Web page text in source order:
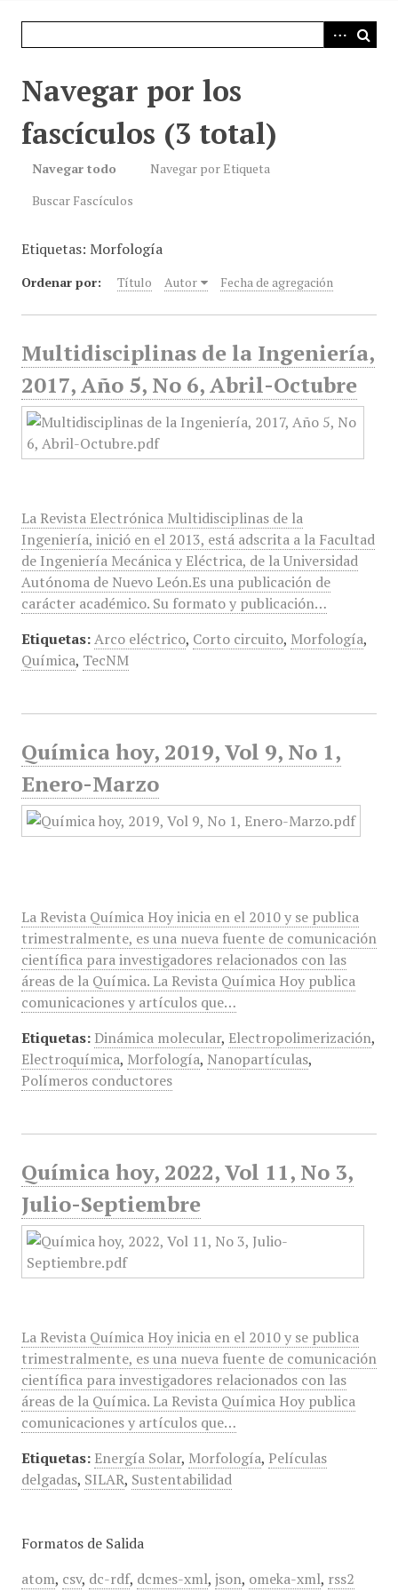
Navegar por los
fascículos (3 total)
Navegar todo
Navegar por Etiqueta
Buscar Fascículos
Etiquetas: Morfología
Ordenar por: Título Autor Fecha de agregación
Multidisciplinas de la Ingeniería,
2017, Año 5, No 6, Abril-Octubre
La Revista Electrónica Multidisciplinas de la
Ingeniería, inició en el 2013, está adscrita a la Facultad
de Ingeniería Mecánica y Eléctrica, de la Universidad
Autónoma de Nuevo León.Es una publicación de
carácter académico. Su formato y publicación…
Etiquetas: Arco eléctrico, Corto circuito, Morfología,
Química, TecNM
Química hoy, 2019, Vol 9, No 1,
Enero-Marzo
La Revista Química Hoy inicia en el 2010 y se publica
trimestralmente, es una nueva fuente de comunicación
científica para investigadores relacionados con las
áreas de la Química. La Revista Química Hoy publica
comunicaciones y artículos que…
Etiquetas: Dinámica molecular, Electropolimerización,
Electroquímica, Morfología, Nanopartículas,
Polímeros conductores
Química hoy, 2022, Vol 11, No 3,
Julio-Septiembre
La Revista Química Hoy inicia en el 2010 y se publica
trimestralmente, es una nueva fuente de comunicación
científica para investigadores relacionados con las
áreas de la Química. La Revista Química Hoy publica
comunicaciones y artículos que…
Etiquetas: Energía Solar, Morfología, Películas
delgadas, SILAR, Sustentabilidad
Formatos de Salida
atom, csv, dc-rdf, dcmes-xml, json, omeka-xml, rss2